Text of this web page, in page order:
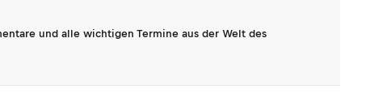
und alle wichtigen Termine aus der Welt des